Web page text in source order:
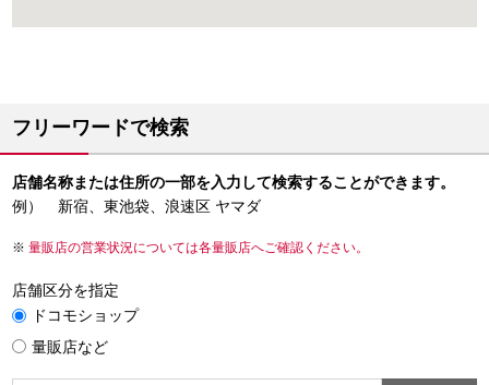
フリーワードで検索
店舗名称または住所の一部を入力して検索することができます。
例） 新宿、東池袋、浪速区 ヤマダ
量販店の営業状況については各量販店へご確認ください。
店舗区分を指定
ドコモショップ
量販店など